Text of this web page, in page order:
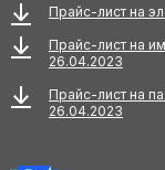
Прайс-лист на
Прайс-лист на
26.04.2023
Прайс-лист на
26.04.2023